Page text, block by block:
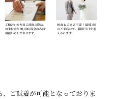
ご試着が可能となっておりま